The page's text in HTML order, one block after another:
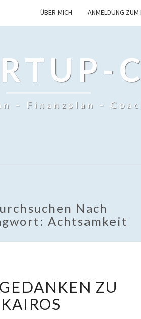
ÜBER MICH ANMELDUNG ZUM
– Finanzplan –
Nach
Achtsamkeit
ZU